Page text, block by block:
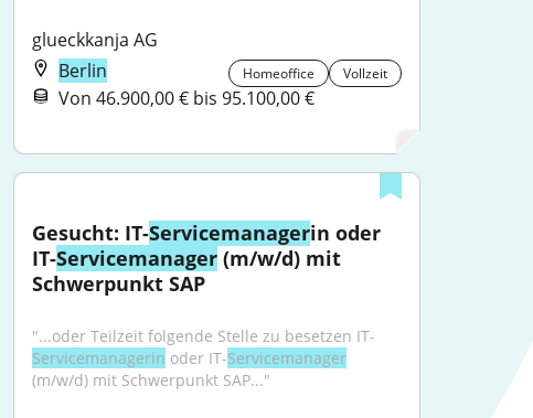
glueckkanja AG
Berlin
Homeoffice Vollzeit
Von 46.900,00 € bis 95.100,00 €
Gesucht: IT-Servicemanagerin oder
IT-Servicemanager (m/w/d) mit
Schwerpunkt SAP
"...oder Teilzeit folgende Stelle zu besetzen IT-
Servicemanagerin oder IT-Servicemanager
(m/w/d) mit Schwerpunkt SAP..."